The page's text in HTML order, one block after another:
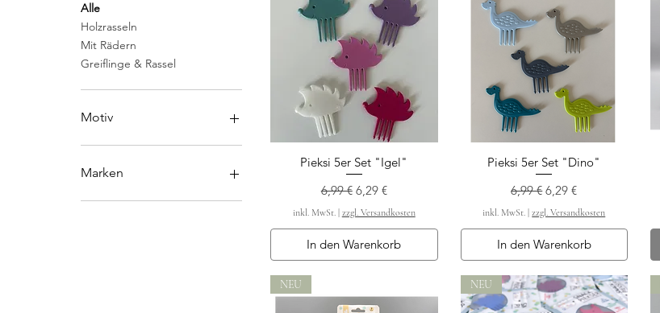
Alle
Holzrasseln
Mit Rädern
Greiflinge & Rassel
Motiv
Dino
Eule
Schildkröte
Marken
Sternengasse
Schnellansicht
Pieksi 5er Set "Igel"
Standardpreis
6,99 € Sale-Preis
6,29 €
inkl. MwSt.| zzgl. Versandkosten
In den Warenkorb
Schnellansicht
Pieksi 5er Set "Dino"
Standardpreis
6,99 €Sale-Preis
6,29 €
inkl. MwSt. |zzgl. Versandkosten
In den Warenkorb
NEU NEU